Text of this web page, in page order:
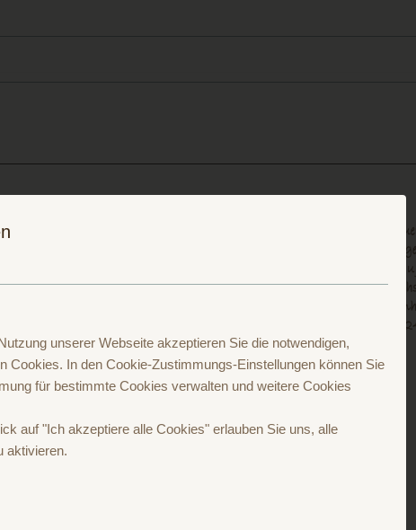
unserer Webseite akzeptieren Sie die notwendigen,
Cookies. In den Cookie-Zustimmungs-Einstellungen können Sie
für bestimmte Cookies verwalten und weitere Cookies
auf "Ich akzeptiere alle Cookies" erlauben Sie uns, alle
aktivieren.